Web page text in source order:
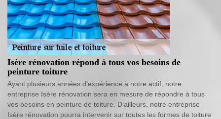
Isère rénovation répond à tous vos besoins de
peinture toiture
Ayant plusieurs années d’expérience à notre actif, notre
entreprise Isère rénovation sera en mesure de répondre à tous
vos besoins en peinture de toiture. D’ailleurs, notre entreprise
Isère rénovation pourra intervenir sur toutes les formes de toiture